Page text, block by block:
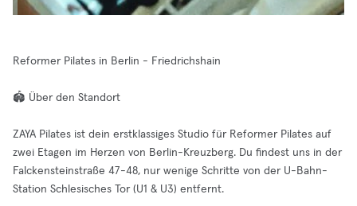
Reformer Pilates in Berlin - Friedrichshain
🏟️ Über den Standort
ZAYA Pilates ist dein erstklassiges Studio für Reformer Pilates auf
zwei Etagen im Herzen von Berlin-Kreuzberg. Du findest uns in der
Falckensteinstraße 47-48, nur wenige Schritte von der U-Bahn-
Station Schlesisches Tor (U1 & U3) entfernt.